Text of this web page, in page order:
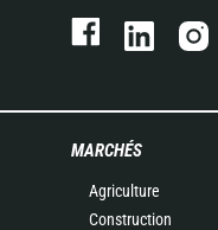
MARCHÉS
Agriculture
Construction